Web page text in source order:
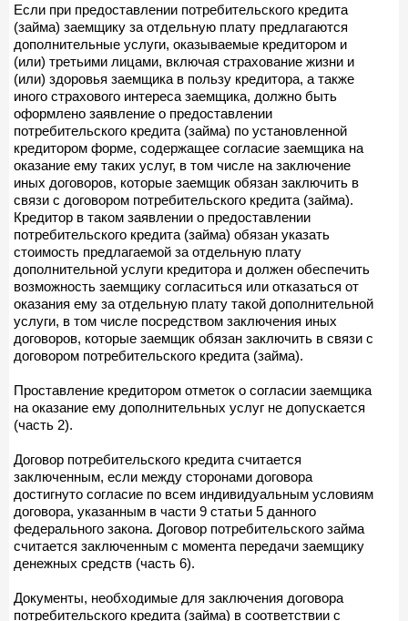
Если при предоставлении потребительского кредита
(займа) заемщику за отдельную плату предлагаются
дополнительные услуги, оказываемые кредитором и
(или) третьими лицами, включая страхование жизни и
(или) здоровья заемщика в пользу кредитора, а также
иного страхового интереса заемщика, должно быть
оформлено заявление о предоставлении
потребительского кредита (займа) по установленной
кредитором форме, содержащее согласие заемщика на
оказание ему таких услуг, в том числе на заключение
иных договоров, которые заемщик обязан заключить в
связи с договором потребительского кредита (займа).
Кредитор в таком заявлении о предоставлении
потребительского кредита (займа) обязан указать
стоимость предлагаемой за отдельную плату
дополнительной услуги кредитора и должен обеспечить
возможность заемщику согласиться или отказаться от
оказания ему за отдельную плату такой дополнительной
услуги, в том числе посредством заключения иных
договоров, которые заемщик обязан заключить в связи с
договором потребительского кредита (займа).
Проставление кредитором отметок о согласии заемщика
на оказание ему дополнительных услуг не допускается
(часть 2).
Договор потребительского кредита считается
заключенным, если между сторонами договора
достигнуто согласие по всем индивидуальным условиям
договора, указанным в части 9 статьи 5 данного
федерального закона. Договор потребительского займа
считается заключенным с момента передачи заемщику
денежных средств (часть 6).
Документы, необходимые для заключения договора
потребительского кредита (займа) в соответствии с